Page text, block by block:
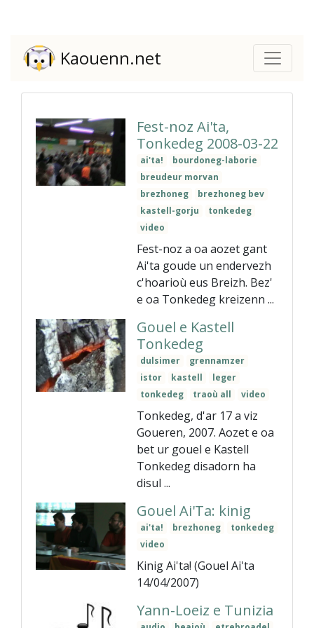
Kaouenn.net
Fest-noz Ai'ta,
Tonkedeg 2008-03-22
ai'ta!
bourdoneg-laborie
breudeur morvan
brezhoneg
brezhoneg bev
kastell-gorju
tonkedeg
video
Fest-noz a oa aozet gant
Ai'ta goude un endervezh
c'hoarioù eus Breizh. Bez'
e oa Tonkedeg kreizenn ...
Gouel e Kastell
Tonkedeg
dulsimer
grennamzer
istor
kastell
leger
tonkedeg
traoù all video
Tonkedeg, d'ar 17 a viz
Goueren, 2007. Aozet e oa
bet ur gouel e Kastell
Tonkedeg disadorn ha
disul ...
Gouel Ai'Ta: kinig
ai'ta! brezhoneg
tonkedeg
video
Kinig Ai'ta! (Gouel Ai'ta
14/04/2007)
Yann-Loeiz e Tunizia